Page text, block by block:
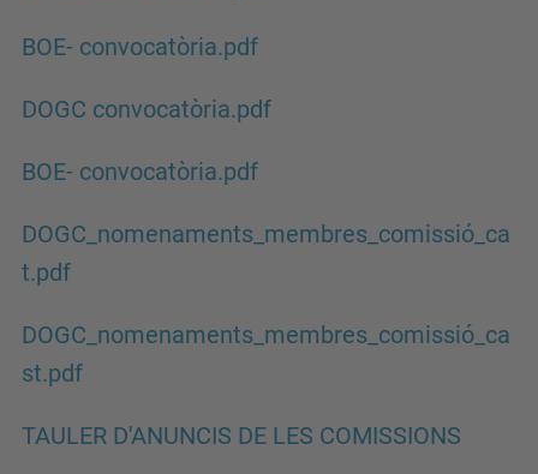
BOE- convocatòria.pdf
DOGC convocatòria.pdf
BOE- convocatòria.pdf
DOGC_nomenaments_membres_comissió_ca
t.pdf
DOGC_nomenaments_membres_comissió_ca
st.pdf
TAULER D'ANUNCIS DE LES COMISSIONS